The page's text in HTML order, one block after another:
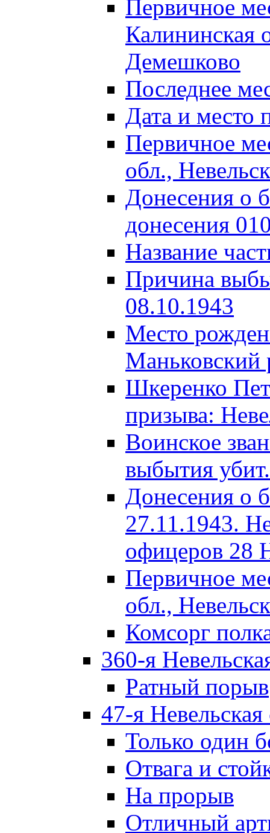
Первичное
Калининская
Демешково
Последнее
Дата и место
Первичное
обл.,
Донесения о
донесения
Название
Причина
08.10.1943
Место
Маньковский
Шкеренко
призыва:
Воинское
выбытия убит.
Донесения о
27.11.1943.
офицеров 28
Первичное
обл.,
Комсорг
360-я
Ратный порыв
47-я Невельская
Только один
Отвага и
На прорыв
Отличный